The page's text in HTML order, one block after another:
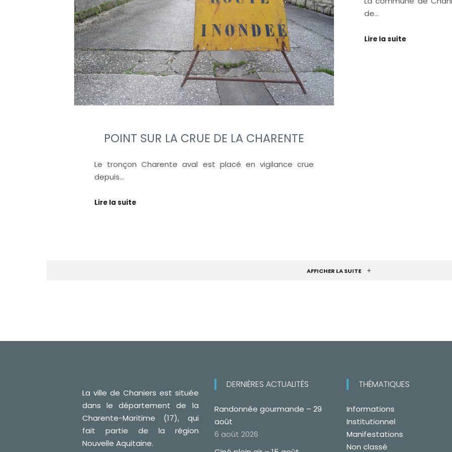
POINT SUR LA CRUE DE LA CHARENTE
Le tronçon Charente aval est placé en vigilance crue
depuis…
Lire la suite
de…
Lire la suite
AFFICHER LA SUITE
La ville de Chaniers est située
dans le département de la
Charente-Maritime (17), qui
fait partie de la région
Nouvelle Aquitaine.
DERNIÈRES ACTUALITÉS
Randonnée gourmande – 29
août
6 août 2026
THÉMATIQUES
Informations
Institutionnel
Manifestations
Non classé